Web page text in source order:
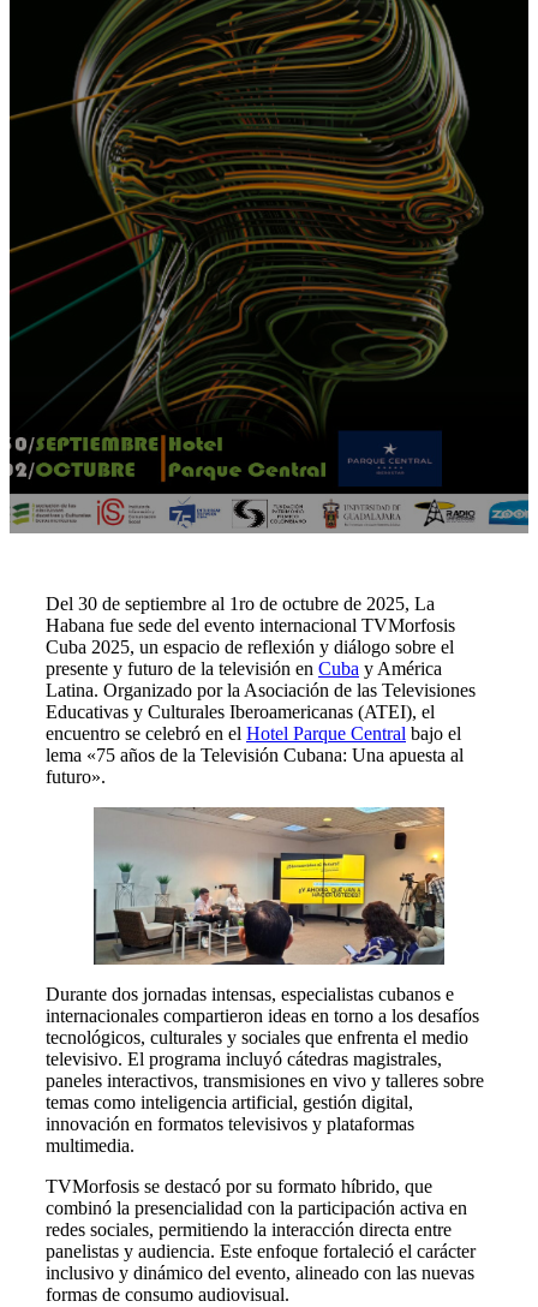
Del 30 de septiembre al 1ro de octubre de 2025, La
Habana fue sede del evento internacional TVMorfosis
Cuba 2025, un espacio de reflexión y diálogo sobre el
presente y futuro de la televisión en Cuba y América
Latina. Organizado por la Asociación de las Televisiones
Educativas y Culturales Iberoamericanas (ATEI), el
encuentro se celebró en el Hotel Parque Central bajo el
lema «75 años de la Televisión Cubana: Una apuesta al
futuro».
Durante dos jornadas intensas, especialistas cubanos e
internacionales compartieron ideas en torno a los desafíos
tecnológicos, culturales y sociales que enfrenta el medio
televisivo. El programa incluyó cátedras magistrales,
paneles interactivos, transmisiones en vivo y talleres sobre
temas como inteligencia artificial, gestión digital,
innovación en formatos televisivos y plataformas
multimedia.
TVMorfosis se destacó por su formato híbrido, que
combinó la presencialidad con la participación activa en
redes sociales, permitiendo la interacción directa entre
panelistas y audiencia. Este enfoque fortaleció el carácter
inclusivo y dinámico del evento, alineado con las nuevas
formas de consumo audiovisual.